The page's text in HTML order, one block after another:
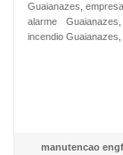
Guaianazes,
alarme
incendio
manutencao